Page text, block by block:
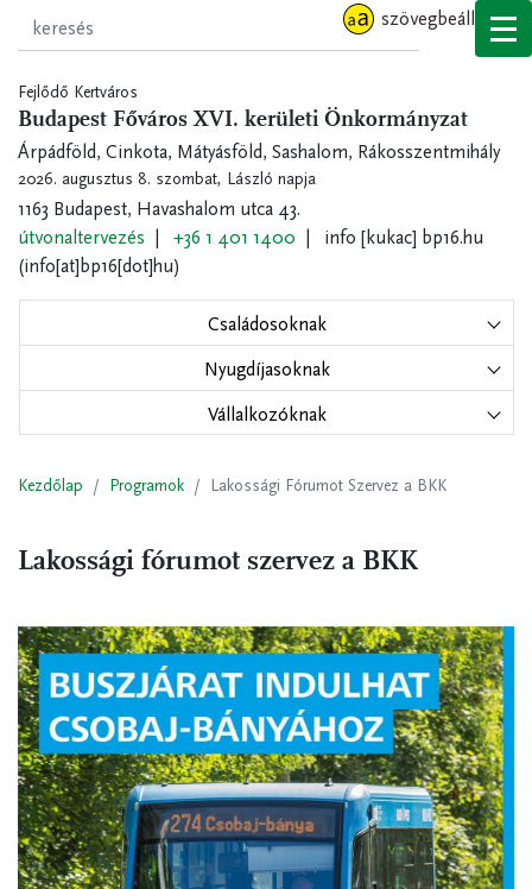
szövegbeállítások
Fejlődő Kertváros
Budapest Főváros XVI. kerületi Önkormányzat
Árpádföld, Cinkota, Mátyásföld, Sashalom, Rákosszentmihály
2026. augusztus 8. szombat, László napja
1163 Budapest, Havashalom utca 43.
útvonaltervezés
+36 1 401 1400 info [kukac] bp16.hu
(info[at]bp16[dot]hu)
Családosoknak
Nyugdíjasoknak
Vállalkozóknak
Kezdőlap Programok Lakossági Fórumot Szervez a BKK
Lakossági fórumot szervez a BKK